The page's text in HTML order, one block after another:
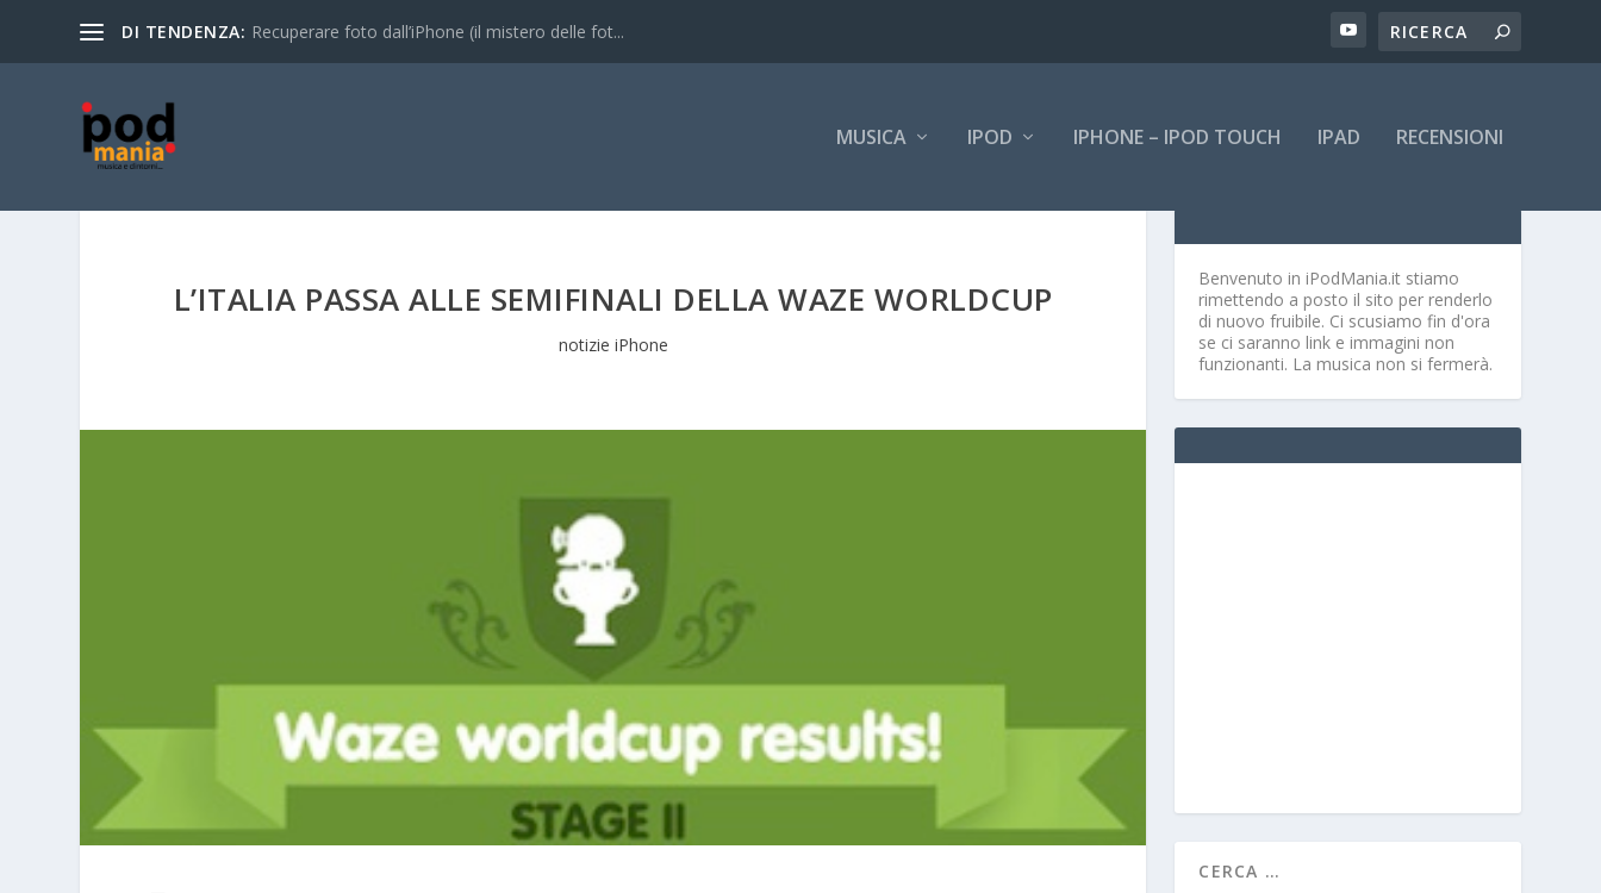
DI TENDENZA: Recuperare foto dall’iPhone (il mistero delle fot...
MUSICA IPOD IPHONE – IPOD TOUCH IPAD RECENSIONI
L’ITALIA PASSA ALLE SEMIFINALI DELLA WAZE WORLDCUP
notizie iPhone
Benvenuto in iPodMania.it stiamo
rimettendo a posto il sito per renderlo
di nuovo fruibile. Ci scusiamo fin d'ora
se ci saranno link e immagini non
funzionanti. La musica non si fermerà.